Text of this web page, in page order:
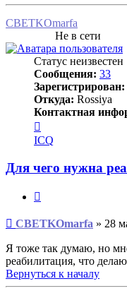
CBETKOmarfa
Не в сети
Статус неизвестен
Сообщения: 33
Зарегистрирован:
Откуда: Rossiya
Контактная
информация
пользователя
ICQ
Для чего нужна
Сообщение
CBETKOmarfa » 28
Я тоже так думаю, но
реабилитация, что
Вернуться к началу